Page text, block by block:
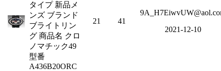
タイプ 新品メ
ンズ ブランド
ブライトリン
グ 商品名 クロ
ノマチック49
型番
A436B20ORC
21 41
2021-12-10